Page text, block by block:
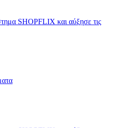
SHOPFLIX και αύξησε τις